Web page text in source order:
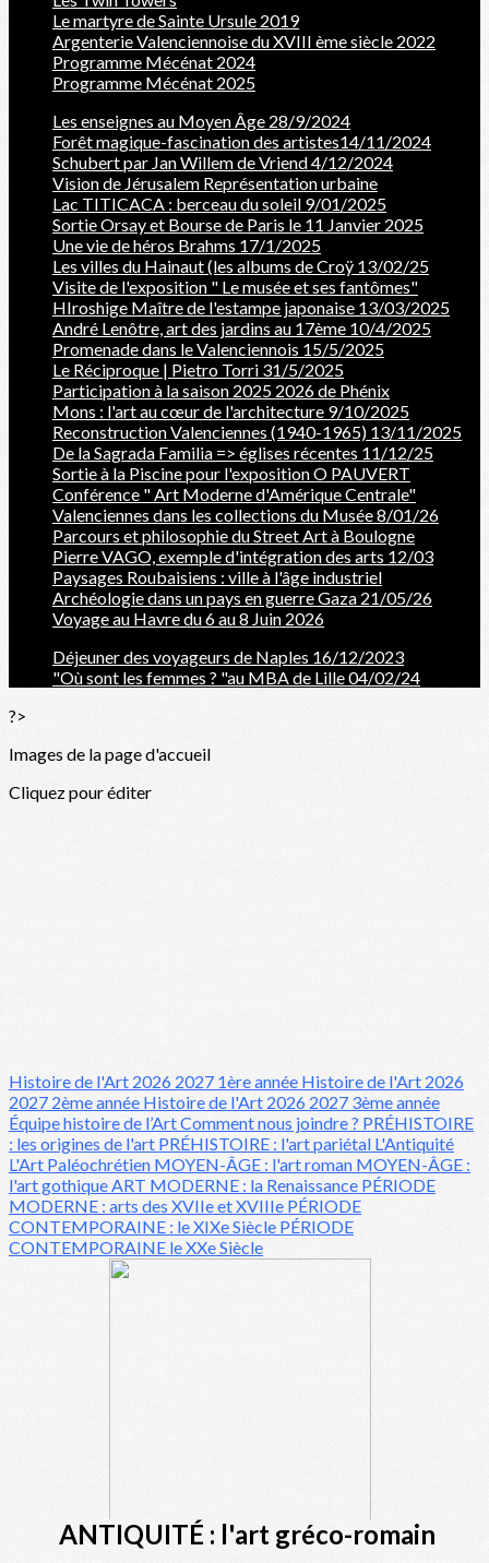
Le martyre de Sainte Ursule 2019
Argenterie Valenciennoise du XVIII ème siècle 2022
Programme Mécénat 2024
Programme Mécénat 2025
Les enseignes au Moyen Âge 28/9/2024
Forêt magique-fascination des artistes14/11/2024
Schubert par Jan Willem de Vriend 4/12/2024
Vision de Jérusalem Représentation urbaine
Lac TITICACA : berceau du soleil 9/01/2025
Sortie Orsay et Bourse de Paris le 11 Janvier 2025
Une vie de héros Brahms 17/1/2025
Les villes du Hainaut (les albums de Croÿ 13/02/25
Visite de l'exposition " Le musée et ses fantômes"
HIroshige Maître de l'estampe japonaise 13/03/2025
André Lenôtre, art des jardins au 17ème 10/4/2025
Promenade dans le Valenciennois 15/5/2025
Le Réciproque | Pietro Torri 31/5/2025
Participation à la saison 2025 2026 de Phénix
Mons : l'art au cœur de l'architecture 9/10/2025
Reconstruction Valenciennes (1940-1965) 13/11/2025
De la Sagrada Familia => églises récentes 11/12/25
Sortie à la Piscine pour l'exposition O PAUVERT
Conférence " Art Moderne d'Amérique Centrale"
Valenciennes dans les collections du Musée 8/01/26
Parcours et philosophie du Street Art à Boulogne
Pierre VAGO, exemple d'intégration des arts 12/03
Paysages Roubaisiens : ville à l'âge industriel
Archéologie dans un pays en guerre Gaza 21/05/26
Voyage au Havre du 6 au 8 Juin 2026
Déjeuner des voyageurs de Naples 16/12/2023
"Où sont les femmes ? "au MBA de Lille 04/02/24
?>
Images de la page d'accueil
Cliquez pour éditer
Histoire de l'Art 2026 2027 1ère année Histoire de l'Art 2026
2027 2ème année Histoire de l'Art 2026 2027 3ème année
Équipe histoire de l’ArtComment nous joindre ? PRÉHISTOIRE
: les origines de l'art PRÉHISTOIRE : l'art pariétal L'Antiquité
L'Art Paléochrétien MOYEN-ÂGE : l'art roman MOYEN-ÂGE :
l'art gothiqueART MODERNE : la Renaissance PÉRIODE
MODERNE : arts des XVIIe et XVIIIe PÉRIODE
CONTEMPORAINE : le XIXe Siècle PÉRIODE
CONTEMPORAINE le XXe Siècle
ANTIQUITÉ : l'art gréco-romain